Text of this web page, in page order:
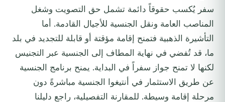
سفر يُكسب حقوقاً دائمة تشمل حق التصويت وشغل
المناصب العامة ونقل الجنسية للأجيال القادمة. أما
التأشيرة الذهبية فتمنح إقامة مؤقتة أو قابلة للتجديد في بلد
ما، قد تُفضي في نهاية المطاف إلى الجنسية عبر التجنيس
لكنها لا تمنح جواز سفراً في البداية. يمنح برنامج الجنسية
عن طريق الاستثمار في أنتيغوا الجنسية مباشرةً دون
مرحلة إقامة وسيطة. للمقارنة التفصيلية، راجع دليلنا